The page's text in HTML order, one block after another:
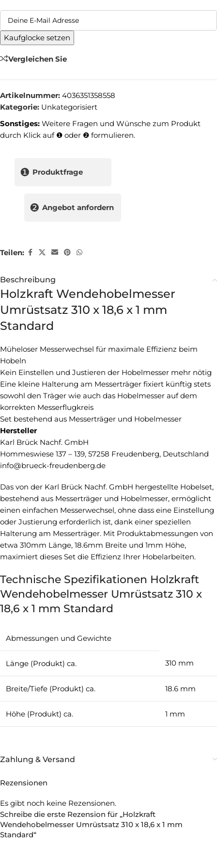
Kaufglocke setzen
Vergleichen Sie
Artikelnummer: 4036351358558
Kategorie: Unkategorisiert
Sonstiges: Weitere Fragen und Wünsche zum Produkt
durch Klick auf ❶ oder ❷ formulieren.
❶ Produktfrage
❷ Angebot anfordern
Teilen:
Beschreibung
Holzkraft Wendehobelmesser
Umrüstsatz 310 x 18,6 x 1 mm
Standard
Müheloser Messerwechsel für maximale Effizienz beim
Hobeln
Kein Einstellen und Justieren der Hobelmesser mehr nötig
Eine kleine Halterung am Messerträger fixiert künftig stets
sowohl den Träger wie auch das Hobelmesser auf dem
korrekten Messerflugkreis
Set bestehend aus Messerträger und Hobelmesser
Hersteller
Karl Brück Nachf. GmbH
Hommeswiese 137 – 139, 57258 Freudenberg, Deutschland
info@brueck-freudenberg.de
Das von der Karl Brück Nachf. GmbH hergestellte Hobelset,
bestehend aus Messerträger und Hobelmesser, ermöglicht
einen einfachen Messerwechsel, ohne dass eine Einstellung
oder Justierung erforderlich ist, dank einer speziellen
Halterung am Messerträger. Mit Produktabmessungen von
etwa 310mm Länge, 18.6mm Breite und 1mm Höhe,
maximiert dieses Set die Effizienz Ihrer Hobelarbeiten.
Technische Spezifikationen Holzkraft
Wendehobelmesser Umrüstsatz 310 x
18,6 x 1 mm Standard
Abmessungen und Gewichte
Länge (Produkt) ca. 310 mm
Breite/Tiefe (Produkt) ca. 18.6 mm
Höhe (Produkt) ca. 1 mm
Zahlung & Versand
Rezensionen
Es gibt noch keine Rezensionen.
Schreibe die erste Rezension für „Holzkraft
Wendehobelmesser Umrüstsatz 310 x 18,6 x 1 mm
Standard“